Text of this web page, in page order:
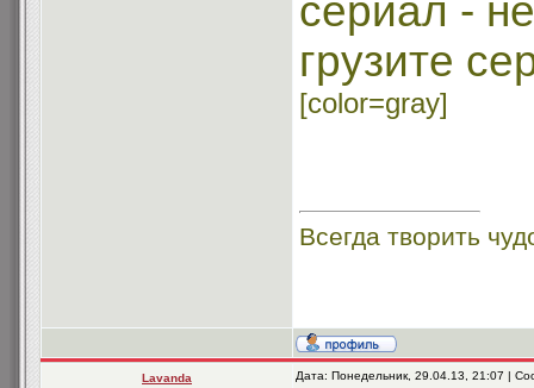
сериал -
грузите
[color=gray]
Всегда творить
Lavanda Дата: Понедельник, 29.04.13, 21:07 |